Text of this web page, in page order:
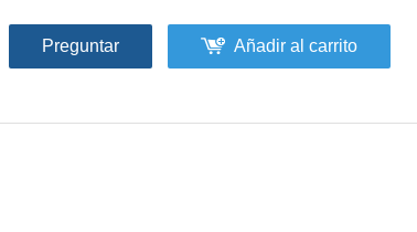
Preguntar Añadir al carrito